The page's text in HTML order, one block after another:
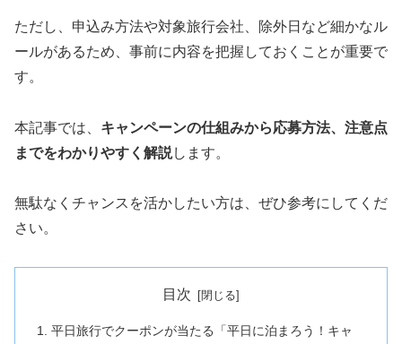
ただし、申込み方法や対象旅行会社、除外日など細かなル
ールがあるため、事前に内容を把握しておくことが重要で
す。
本記事では、 キャンペーンの仕組みから応募方法、注意点
までをわかりやすく解説します。
無駄なくチャンスを活かしたい方は、ぜひ参考にしてくだ
さい。
目次
平日旅行でクーポンが当たる「平日に泊まろう！キャ